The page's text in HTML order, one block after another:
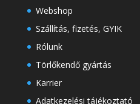
Webshop
Szállítás, fizetés, GYIK
Rólunk
Törlőkendő gyártás
Karrier
Adatkezelési tájékoztató